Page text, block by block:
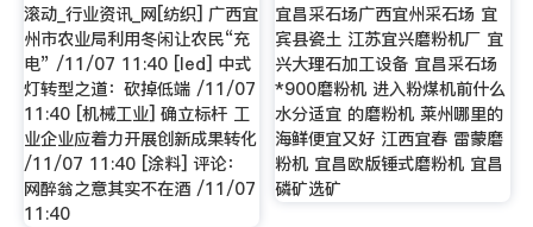
滚动_行业资讯_网[纺织] 广西宜
州市农业局利用冬闲让农民“充
电” /11/07 11:40 [led] 中式
灯转型之道：砍掉低端 /11/07
11:40 [机械工业] 确立标杆 工
业企业应着力开展创新成果转化
/11/07 11:40 [涂料] 评论：
网醉翁之意其实不在酒 /11/07
11:40
宜昌采石场广西宜州采石场 宜
宾县瓷土 江苏宜兴磨粉机厂 宜
兴大理石加工设备 宜昌采石场
*900磨粉机 进入粉煤机前什么
水分适宜 的磨粉机 莱州哪里的
海鲜便宜又好 江西宜春 雷蒙磨
粉机 宜昌欧版锤式磨粉机 宜昌
磷矿选矿